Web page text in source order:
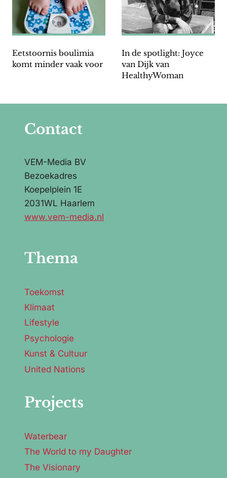
Eetstoornis boulimia
komt minder vaak voor
In de spotlight: Joyce
van Dijk van
HealthyWoman
Contact
VEM-Media BV
Bezoekadres
Koepelplein 1E
2031WL Haarlem
www.vem-media.nl
Thema
Toekomst
Klimaat
Lifestyle
Psychologie
Kunst & Cultuur
United Nations
Projects
Waterbear
The World to my Daughter
The Visionary